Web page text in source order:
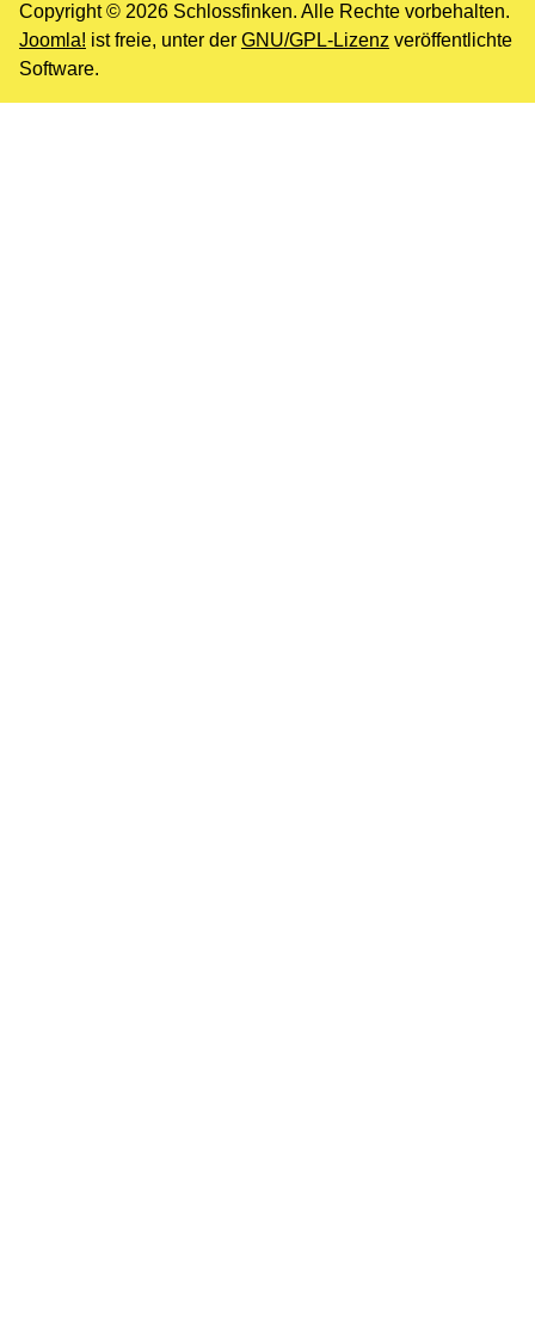
Copyright © 2026 Schlossfinken. Alle Rechte vorbehalten.
Joomla! ist freie, unter der GNU/GPL-Lizenz veröffentlichte
Software.